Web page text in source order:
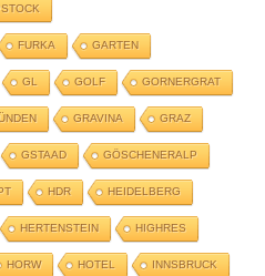
FURKA GARTEN
GL GOLF GORNERGRAT
GRAVINA GRAZ
GSTAAD GÖSCHENERALP
HDR HEIDELBERG
HERTENSTEIN HIGHRES
HORW HOTEL INNSBRUCK